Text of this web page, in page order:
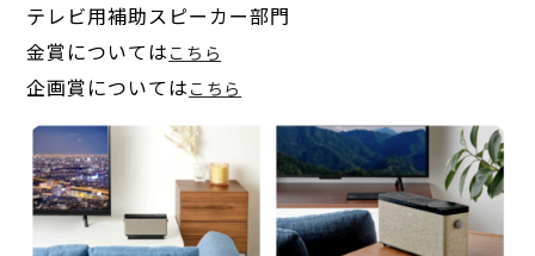
テレビ用補助スピーカー部門
金賞については こちら
企画賞については こちら